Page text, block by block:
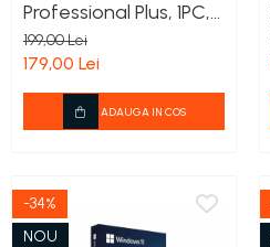
Professional Plus, 1PC,
Retail, ESD, Licenta
permanenta
199,00 Lei
179,00 Lei
ADAUGA IN COS
-34%
NOU